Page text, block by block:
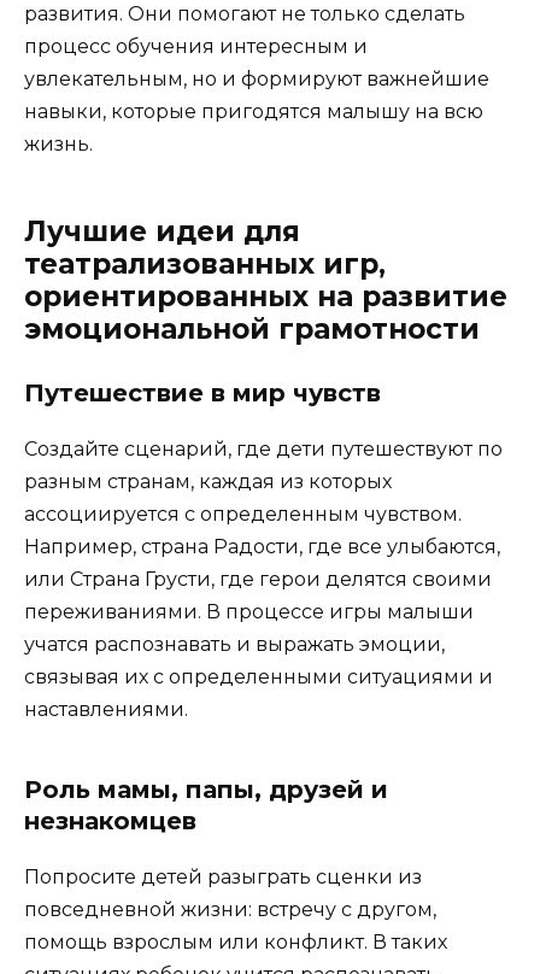
развития. Они помогают не только сделать
процесс обучения интересным и
увлекательным, но и формируют важнейшие
навыки, которые пригодятся малышу на всю
жизнь.
Лучшие идеи для
театрализованных игр,
ориентированных на развитие
эмоциональной грамотности
Путешествие в мир чувств
Создайте сценарий, где дети путешествуют по
разным странам, каждая из которых
ассоциируется с определенным чувством.
Например, страна Радости, где все улыбаются,
или Страна Грусти, где герои делятся своими
переживаниями. В процессе игры малыши
учатся распознавать и выражать эмоции,
связывая их с определенными ситуациями и
наставлениями.
Роль мамы, папы, друзей и
незнакомцев
Попросите детей разыграть сценки из
повседневной жизни: встречу с другом,
помощь взрослым или конфликт. В таких